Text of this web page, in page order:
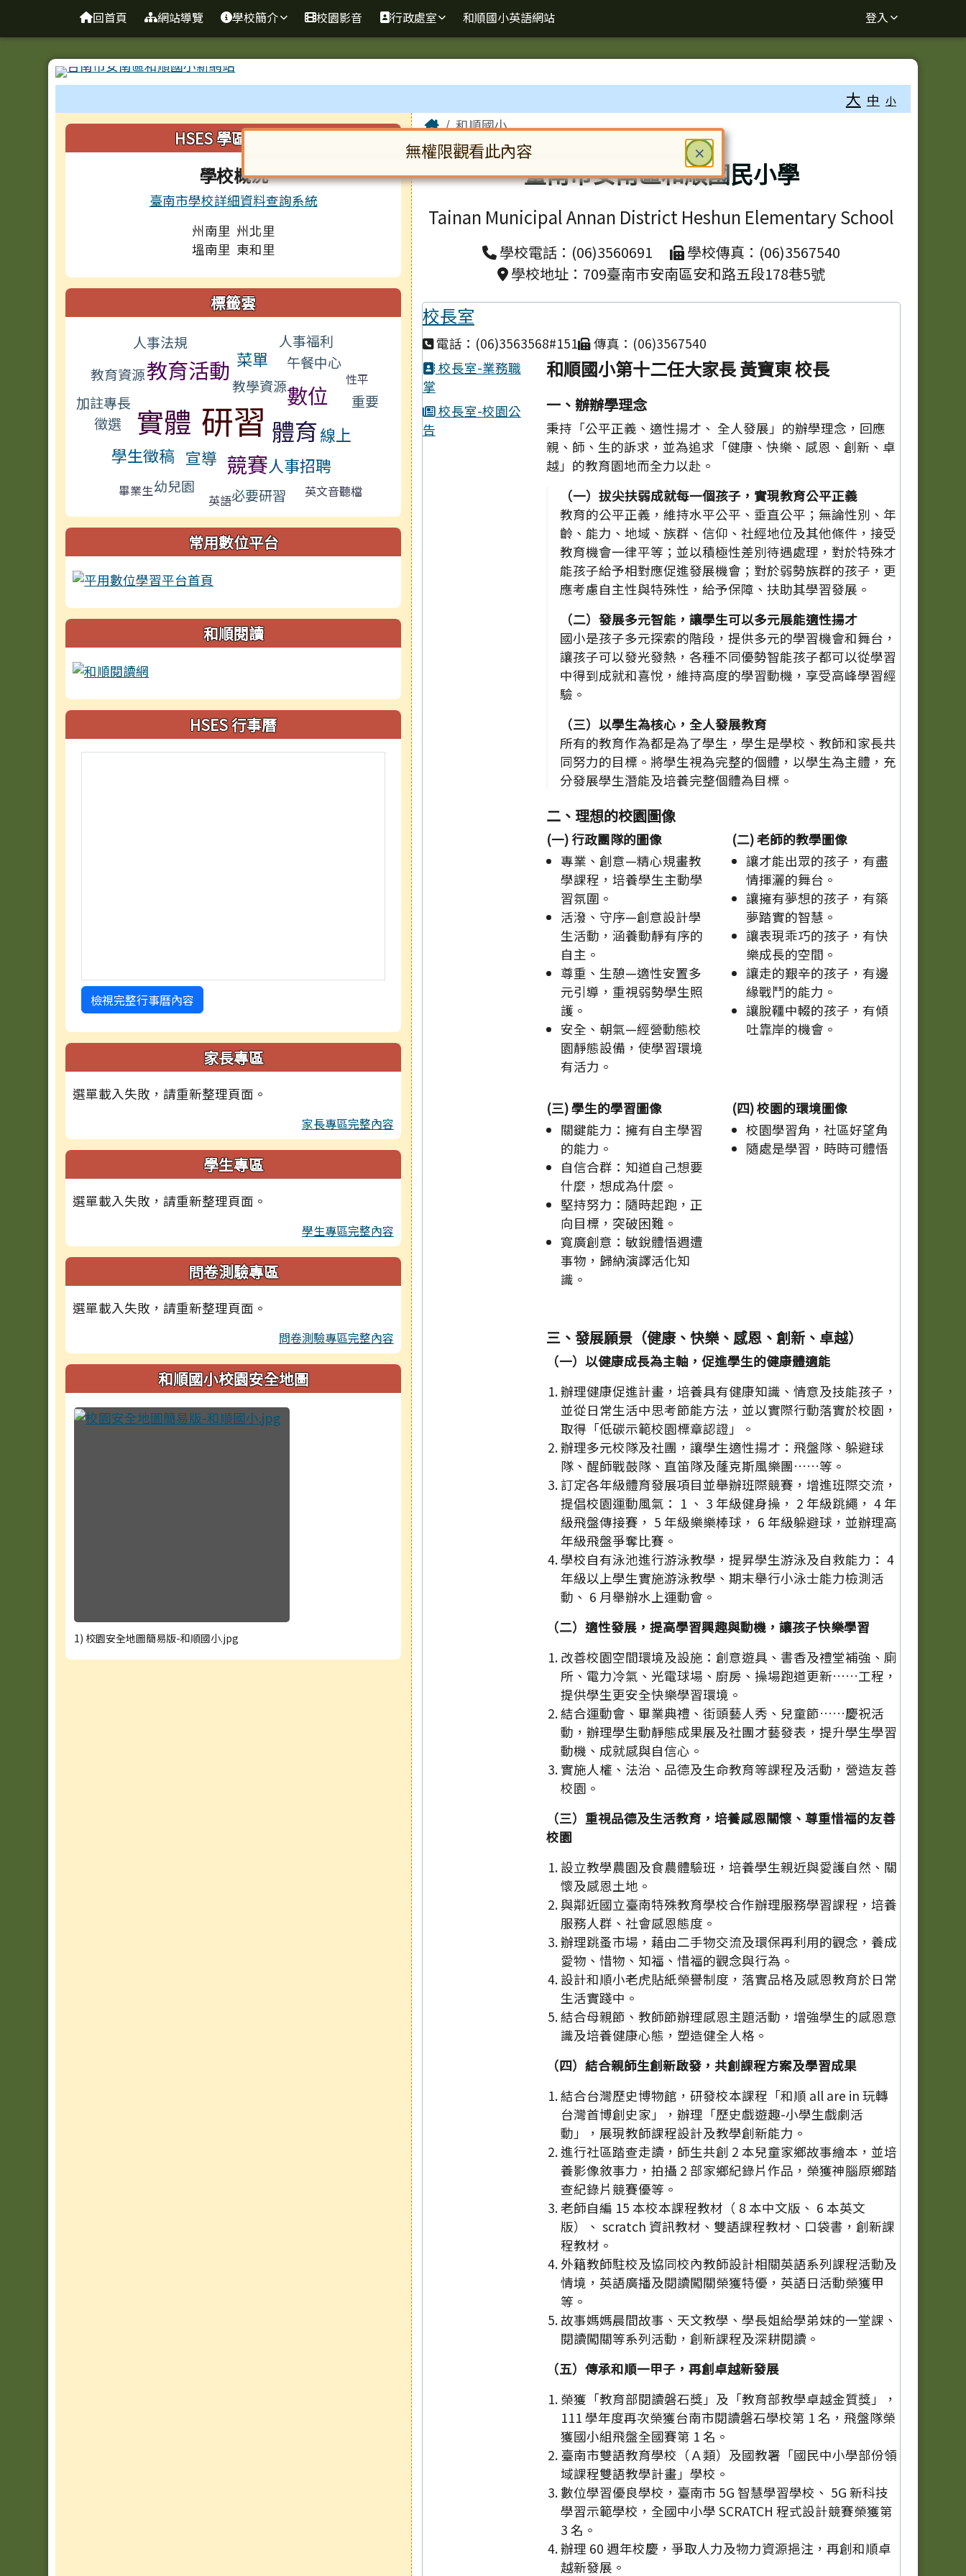
台南市和順國小新校網
回首頁 網站導覽 學校簡介 校園影音 行政處室 和順國小英語網站 登入
大 中 小
左邊區域內容HSES 學區與概況
學校概況
臺南市學校詳細資料查詢系統
州南里 州北里
塭南里 東和里
標籤雲
人事法規 人事福利
教育活動 菜單
教育資源
午餐中心
教學資源
加註專長
數位
性平
實體 研習
重要
徵選
體育線上
學生徵稿 宣導 競賽人事招聘
畢業生幼兒園
英語必要研習 英文音聽檔
常用數位平台
和順閱讀
HSES 行事曆
檢視完整行事曆內容
家長專區
選單載入失敗，請重新整理頁面。
家長專區完整內容
學生專區
選單載入失敗，請重新整理頁面。
學生專區完整內容
問卷測驗專區
選單載入失敗，請重新整理頁面。
問卷測驗專區完整內容
和順國小校園安全地圖
1) 校園安全地圖簡易版-和順國小.jpg
主內容區域
Home和順國小
臺南市安南區和順國民小學
Tainan Municipal Annan District Heshun Elementary School
學校電話：(06)3560691
學校傳真：(06)3567540
學校地址：709臺南市安南區安和路五段178巷5號
校長室
電話：(06)3563568#151
傳真：(06)3567540
校長室-業務職
掌
校長室-校園公
告
和順國小第十二任大家長 黃寶東 校長
一、辦辦學理念
秉持「公平正義、適性揚才、 全人發展」的辦學理念，回應
親、師、生的訴求，並為追求「健康、快樂、感恩、創新、卓
越」的教育園地而全力以赴。
（一）拔尖扶弱成就每一個孩子，實現教育公平正義
教育的公平正義，維持水平公平、垂直公平；無論性別、年
齡、能力、地域、族群、信仰、社經地位及其他條件，接受
教育機會一律平等；並以積極性差別待遇處理，對於特殊才
能孩子給予相對應促進發展機會；對於弱勢族群的孩子，更
應考慮自主性與特殊性，給予保障、扶助其學習發展。
（二）發展多元智能，讓學生可以多元展能適性揚才
國小是孩子多元探索的階段，提供多元的學習機會和舞台，
讓孩子可以發光發熱，各種不同優勢智能孩子都可以從學習
中得到成就和喜悅，維持高度的學習動機，享受高峰學習經
驗。
（三）以學生為核心，全人發展教育
所有的教育作為都是為了學生，學生是學校、教師和家長共
同努力的目標。將學生視為完整的個體，以學生為主體，充
分發展學生潛能及培養完整個體為目標。
二、理想的校園圖像
(一) 行政團隊的圖像
專業、創意—精心規畫教
學課程，培養學生主動學
習氛圍。
活潑、守序—創意設計學
生活動，涵養動靜有序的
自主。
尊重、生憩—適性安置多
元引導，重視弱勢學生照
護。
安全、朝氣—經營動態校
園靜態設備，使學習環境
有活力。
(二) 老師的教學圖像
讓才能出眾的孩子，有盡
情揮灑的舞台。
讓擁有夢想的孩子，有築
夢踏實的智慧。
讓表現乖巧的孩子，有快
樂成長的空間。
讓走的艱辛的孩子，有邊
緣戰鬥的能力。
讓脫韁中輟的孩子，有傾
吐靠岸的機會。
(三) 學生的學習圖像
關鍵能力：擁有自主學習
的能力。
自信合群：知道自己想要
什麼，想成為什麼。
堅持努力：隨時起跑，正
向目標，突破困難。
寬廣創意：敏銳體悟週遭
事物，歸納演譯活化知
識。
(四) 校園的環境圖像
校園學習角，社區好望角
隨處是學習，時時可體悟
三、發展願景（健康、快樂、感恩、創新、卓越）
（一）以健康成長為主軸，促進學生的健康體適能
辦理健康促進計畫，培養具有健康知識、情意及技能孩子，
並從日常生活中思考節能方法，並以實際行動落實於校園，
取得「低碳示範校園標章認證」。
辦理多元校隊及社團，讓學生適性揚才：飛盤隊、躲避球
隊、醒師戰鼓隊、直笛隊及蕯克斯風樂團……等。
訂定各年級體育發展項目並舉辦班際競賽，增進班際交流，
提倡校園運動風氣： 1 、 3 年級健身操， 2 年級跳繩， 4 年
級飛盤傳接賽， 5 年級樂樂棒球， 6 年級躲避球，並辦理高
年級飛盤爭奪比賽。
學校自有泳池進行游泳教學，提昇學生游泳及自救能力： 4
年級以上學生實施游泳教學、期末舉行小泳士能力檢測活
動、 6 月舉辦水上運動會。
（二）適性發展，提高學習興趣與動機，讓孩子快樂學習
改善校園空間環境及設施：創意遊具、書香及禮堂補強、廁
所、電力冷氣、光電球場、廚房、操場跑道更新……工程，
提供學生更安全快樂學習環境。
結合運動會、畢業典禮、街頭藝人秀、兒童節……慶祝活
動，辦理學生動靜態成果展及社團才藝發表，提升學生學習
動機、成就感與自信心。
實施人權、法治、品德及生命教育等課程及活動，營造友善
校園。
（三）重視品德及生活教育，培養感恩關懷、尊重惜福的友善
校園
設立教學農園及食農體驗班，培養學生親近與愛護自然、關
懷及感恩土地。
與鄰近國立臺南特殊教育學校合作辦理服務學習課程，培養
服務人群、社會感恩態度。
辦理跳蚤市場，藉由二手物交流及環保再利用的觀念，養成
愛物、惜物、知福、惜福的觀念與行為。
設計和順小老虎貼紙榮譽制度，落實品格及感恩教育於日常
生活實踐中。
結合母親節、教師節辦理感恩主題活動，增強學生的感恩意
識及培養健康心態，塑造健全人格。
（四）結合親師生創新啟發，共創課程方案及學習成果
結合台灣歷史博物館，研發校本課程「和順 all are in 玩轉
台灣首博創史家」，辦理「歷史戲遊趣-小學生戲劇活
動」，展現教師課程設計及教學創新能力。
進行社區踏查走讀，師生共創 2 本兒童家鄉故事繪本，並培
養影像敘事力，拍攝 2 部家鄉紀錄片作品，榮獲神腦原鄉踏
查紀錄片競賽優等。
老師自編 15 本校本課程教材（ 8 本中文版、 6 本英文
版）、 scratch 資訊教材、雙語課程教材、口袋書，創新課
程教材。
外籍教師駐校及協同校內教師設計相關英語系列課程活動及
情境，英語廣播及閱讀闖關榮獲特優，英語日活動榮獲甲
等。
故事媽媽晨間故事、天文教學、學長姐給學弟妹的一堂課、
閱讀闖關等系列活動，創新課程及深耕閱讀。
（五）傳承和順一甲子，再創卓越新發展
榮獲「教育部閱讀磐石獎」及「教育部教學卓越金質獎」，
111 學年度再次榮獲台南市閱讀磐石學校第 1 名，飛盤隊榮
獲國小組飛盤全國賽第 1 名。
臺南市雙語教育學校（Ａ類）及國教署「國民中小學部份領
域課程雙語教學計畫」學校。
數位學習優良學校，臺南市 5G 智慧學習學校、 5G 新科技
學習示範學校，全國中小學 SCRATCH 程式設計競賽榮獲第
3 名。
辦理 60 週年校慶，爭取人力及物力資源挹注，再創和順卓
越新發展。
頁尾區域
× 關閉
無權限觀看此內容
對話框已開啟。請使用 Tab 鍵在選項間移動焦點。按下 Enter 鍵或空白鍵確認，按下 Escape 鍵關閉